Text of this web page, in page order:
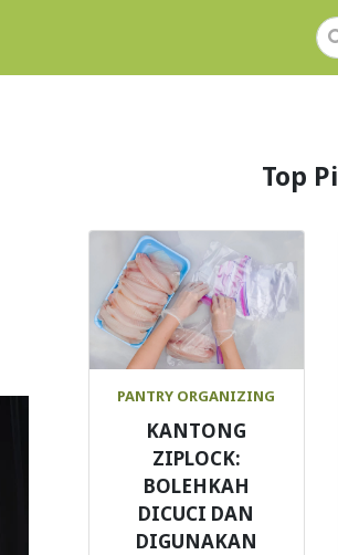
Top
PANTRY ORGANIZING
KANTONG
ZIPLOCK:
BOLEHKAH
DICUCI DAN
DIGUNAKAN